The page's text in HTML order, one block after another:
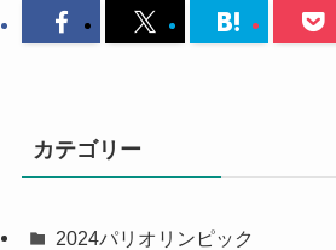
カテゴリー
2024パリオリンピック